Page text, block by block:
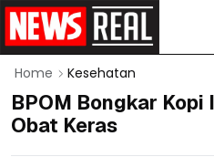
Home Kesehatan
BPOM Bongkar
Obat Keras